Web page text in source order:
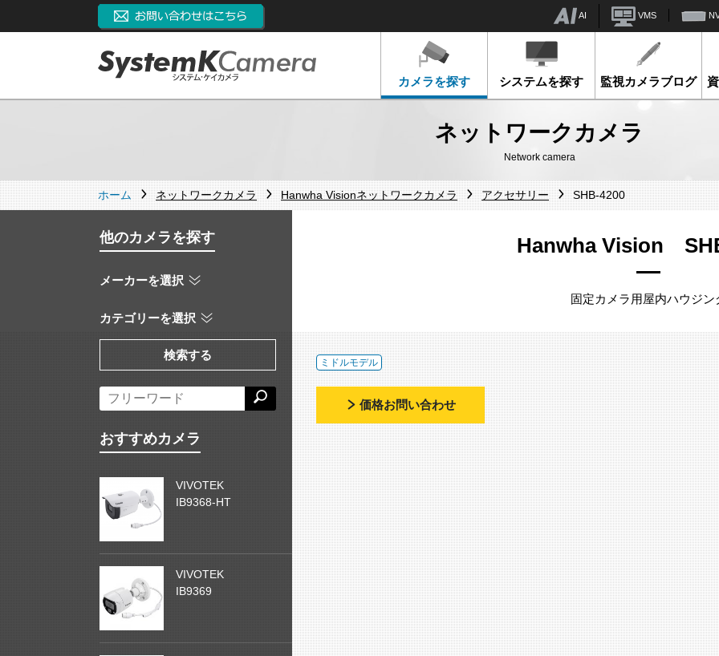
AI VMS
カメラを探す システムを探す 監視カメラブログ
ネットワークカメラ
Network camera
ホーム ネットワークカメラ Hanwha Visionネットワークカメラ アクセサリー SHB-4200
Hanwha Vision
固定カメラ用屋内ハウジン
ミドルモデル
価格お問い合わせ
他のカメラを探す
メーカーを選択
カテゴリーを選択
検索する
おすすめカメラ
VIVOTEK
IB9368-HT
VIVOTEK
IB9369